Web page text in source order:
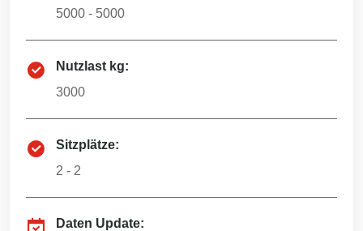
5000 - 5000
Nutzlast kg:
3000
Sitzplätze:
2 - 2
Daten Update: